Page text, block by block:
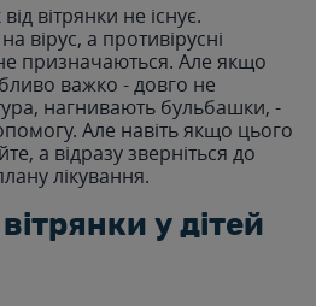
вітрянки не існує.
вірус, а противірусні
призначаються. Але якщо
важко - довго не
нагнивають бульбашки, -
Але навіть якщо цього
а відразу зверніться до
лікування.
у дітей